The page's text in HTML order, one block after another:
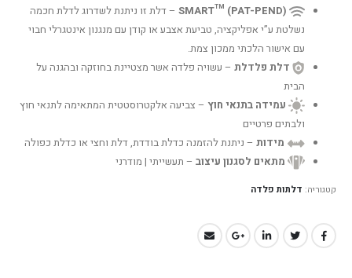
SMART™ (PAT-PEND) – דלת זו ניתנת לשדרוג לדלת חכמה
נשלטת ע”י אפליקציה, טביעת אצבע או קודן עם מנגנון אינטגרלי חבוי
עם אישור הלכתי ממכון צמת.
דלת פלדלת – עשויה פלדה אשר מצטיינת בחוזקה ובהגנה על
הבית
עמידה בתנאי חוץ – צביעה אלקטרוסטטית המתאימה לתנאי חוץ
ולבתים פרטיים
מידות – ניתנת להזמנה כדלת בודדת, דלת וחצי או כדלת כפולה
מתאים לסגנון עיצוב – תעשייתי | מודרני
קטגוריה: דלתות פלדה